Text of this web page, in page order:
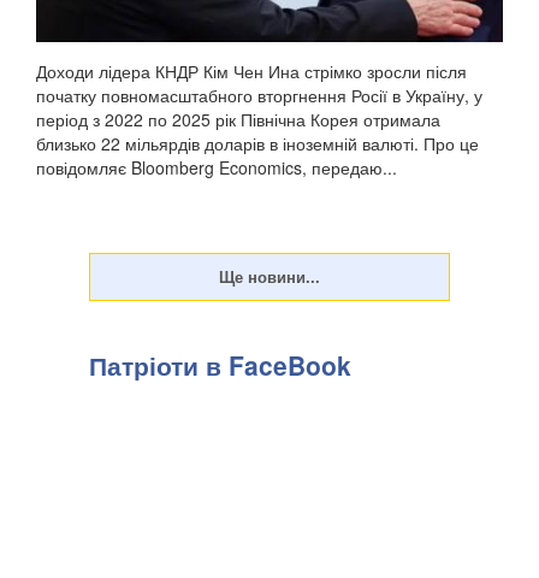
Доходи лідера КНДР Кім Чен Ина стрімко зросли після
початку повномасштабного вторгнення Росії в Україну, у
період з 2022 по 2025 рік Північна Корея отримала
близько 22 мільярдів доларів в іноземній валюті. Про це
повідомляє Bloomberg Economics, передаю...
Патріоти в FaceBook